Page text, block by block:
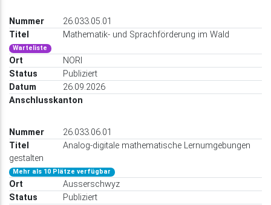
26.033.05.01
Mathematik- und Sprachförderung im Wald
Warteliste
NORI
Publiziert
26.09.2026
26.033.06.01
Analog-digitale mathematische Lernumgebungen
gestalten
Mehr als 10 Plätze verfügbar
Ausserschwyz
Publiziert